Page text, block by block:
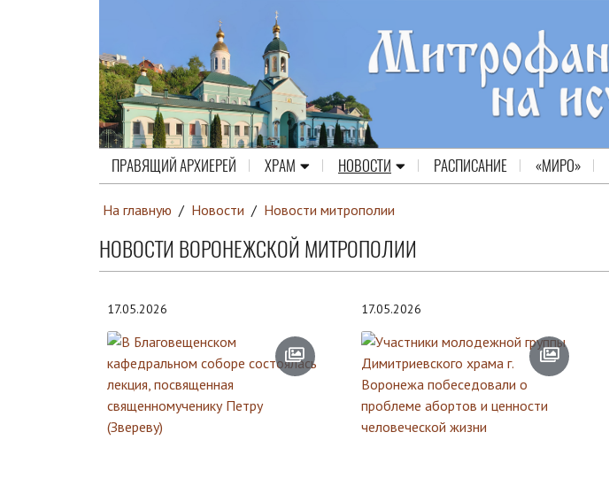
ПРАВЯЩИЙ АРХИЕРЕЙ ХРАМ НОВОСТИ РАСПИСАНИЕ «МИРО»
На главную / Новости / Новости митрополии
НОВОСТИ ВОРОНЕЖСКОЙ МИТРОПОЛИИ
17.05.2026 17.05.2026